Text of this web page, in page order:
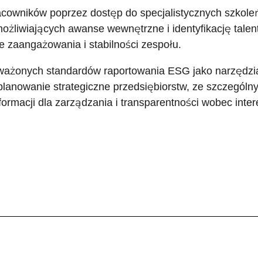
poprzez dostęp do specjalistycznych
awanse wewnętrzne i identyfikację
zaangażowania i stabilności zespołu.
standardów raportowania ESG jako
strategiczne przedsiębiorstw, ze
dla zarządzania i transparentności wobec